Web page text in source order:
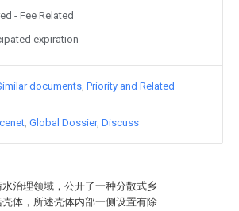
治理领域，公开了一种分散式乡
体，所述壳体内部一侧设置有除
- Fee Related
expiration
documents Priority and Related
Global Dossier Discuss